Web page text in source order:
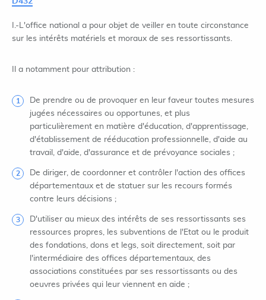
I.-L'office national a pour objet de veiller en toute circonstance
sur les intérêts matériels et moraux de ses ressortissants.
Il a notamment pour attribution :
De prendre ou de provoquer en leur faveur toutes mesures
jugées nécessaires ou opportunes, et plus
particulièrement en matière d'éducation, d'apprentissage,
d'établissement de rééducation professionnelle, d'aide au
travail, d'aide, d'assurance et de prévoyance sociales ;
De diriger, de coordonner et contrôler l'action des offices
départementaux et de statuer sur les recours formés
contre leurs décisions ;
D'utiliser au mieux des intérêts de ses ressortissants ses
ressources propres, les subventions de l'Etat ou le produit
des fondations, dons et legs, soit directement, soit par
l'intermédiaire des offices départementaux, des
associations constituées par ses ressortissants ou des
oeuvres privées qui leur viennent en aide ;